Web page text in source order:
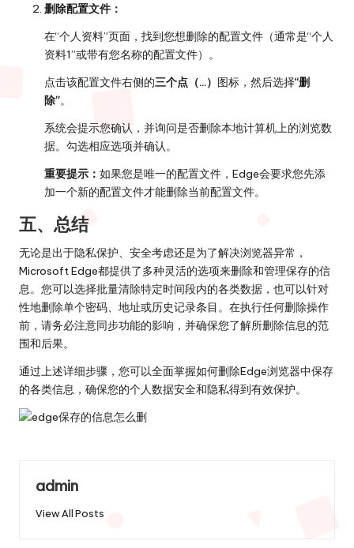
删除配置文件：
在“个人资料”页面，找到您想删除的配置文件（通常是“个人
资料1”或带有您名称的配置文件）。
点击该配置文件右侧的三个点（…） 图标，然后选择“删
除”。
系统会提示您确认，并询问是否删除本地计算机上的浏览数
据。勾选相应选项并确认。
重要提示： 如果您是唯一的配置文件，Edge会要求您先添
加一个新的配置文件才能删除当前配置文件。
五、总结
无论是出于隐私保护、安全考虑还是为了解决浏览器异常，
Microsoft Edge都提供了多种灵活的选项来删除和管理保存的信
息。您可以选择批量清除特定时间段内的各类数据，也可以针对
性地删除单个密码、地址或历史记录条目。在执行任何删除操作
前，请务必注意同步功能的影响，并确保您了解所删除信息的范
围和后果。
通过上述详细步骤，您可以全面掌握如何删除Edge浏览器中保存
的各类信息，确保您的个人数据安全和隐私得到有效保护。
admin
View All Posts